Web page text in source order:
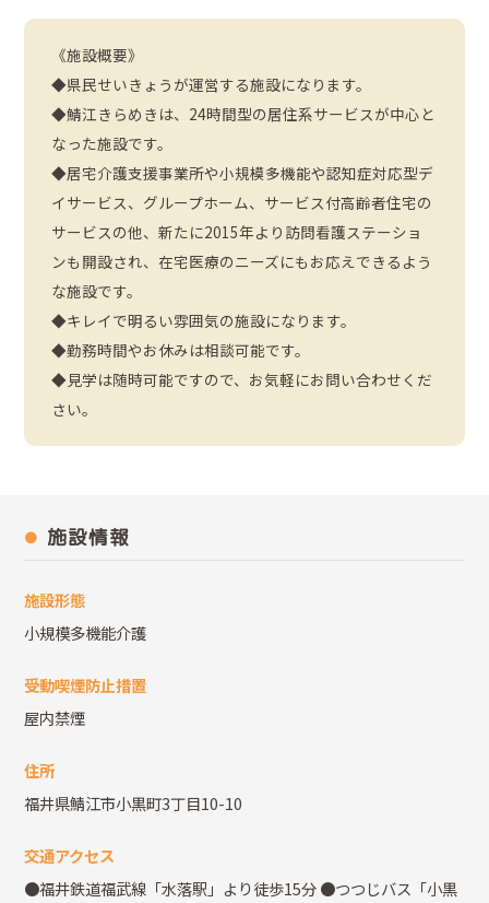
《施設概要》
◆県民せいきょうが運営する施設になります。
◆鯖江きらめきは、24時間型の居住系サービスが中心と
なった施設です。
◆居宅介護支援事業所や小規模多機能や認知症対応型デ
イサービス、グループホーム、サービス付高齢者住宅の
サービスの他、新たに2015年より訪問看護ステーショ
ンも開設され、在宅医療のニーズにもお応えできるよう
な施設です。
◆キレイで明るい雰囲気の施設になります。
◆勤務時間やお休みは相談可能です。
◆見学は随時可能ですので、お気軽にお問い合わせくだ
さい。
施設情報
施設形態
小規模多機能介護
受動喫煙防止措置
屋内禁煙
住所
福井県鯖江市小黒町3丁目10-10
交通アクセス
●福井鉄道福武線「水落駅」より徒歩15分 ●つつじバス「小黒